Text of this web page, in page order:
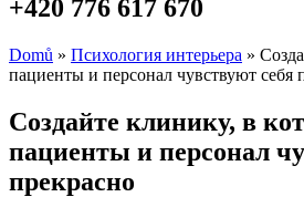
+420 776 617 670
Domů » Психология интерьера »
пациенты и персонал чувствуют себя
Создайте клинику, в
пациенты и персонал
прекрасно